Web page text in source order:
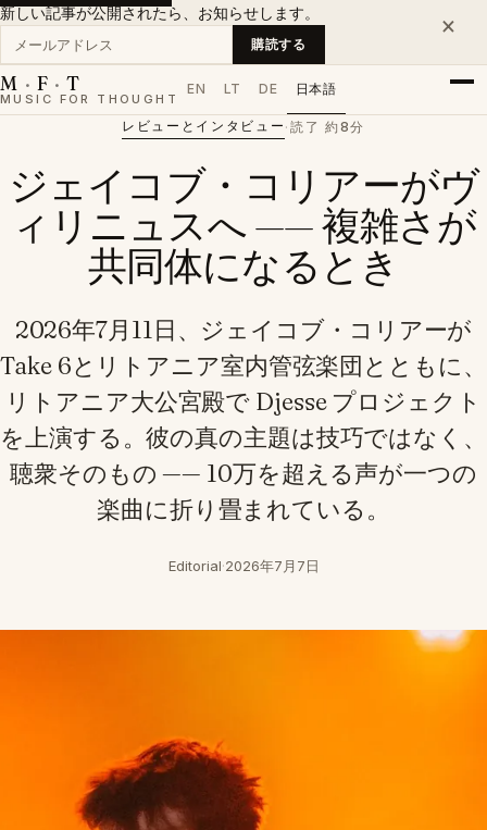
新しい記事が公開されたら、お知らせします。
メールアドレス 購読する
×
M · F · T
MUSIC FOR THOUGHT
EN LT DE 日本語
レビューとインタビュー ·読了 約8分
ジェイコブ・コリアーがヴ
ィリニュスへ —— 複雑さが
共同体になるとき
2026年7月11日、ジェイコブ・コリアーが
Take 6とリトアニア室内管弦楽団とともに、
リトアニア大公宮殿で Djesse プロジェクト
を上演する。彼の真の主題は技巧ではなく、
聴衆そのもの —— 10万を超える声が一つの
楽曲に折り畳まれている。
Editorial·2026年7月7日